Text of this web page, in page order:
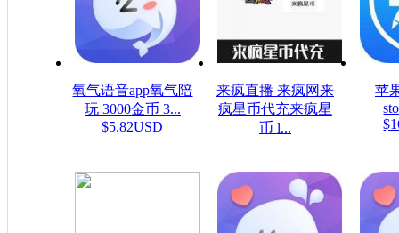
氧气语音app氧气陪
玩 3000金币 3...
$5.82USD
来疯直播 来疯网来
疯星币代充来疯星
币 l...
苹